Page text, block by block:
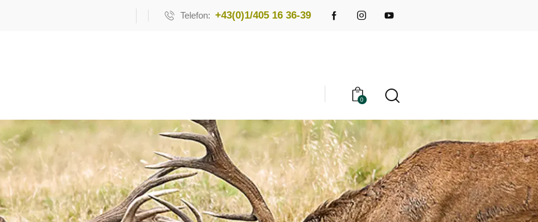
Telefon: +43(0)1/405 16 36-39
0